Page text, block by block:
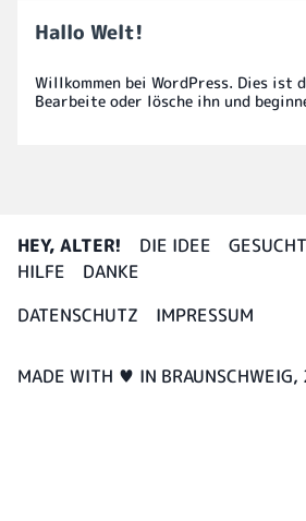
Hallo Welt!
Willkommen bei WordPress. Dies ist
Bearbeite oder lösche ihn und
HEY, ALTER! DIE IDEE
HILFE
DANKE
DATENSCHUTZ
IMPRESSUM
MADE WITH ♥ IN